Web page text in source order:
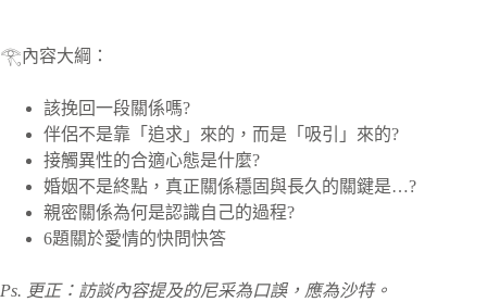
𓂀內容大綱：
該挽回一段關係嗎?
伴侶不是靠「追求」來的，而是「吸引」來的?
接觸異性的合適心態是什麼?
婚姻不是終點，真正關係穩固與長久的關鍵是…?
親密關係為何是認識自己的過程?
6題關於愛情的快問快答
Ps. 更正：訪談內容提及的尼采為口誤，應為沙特。